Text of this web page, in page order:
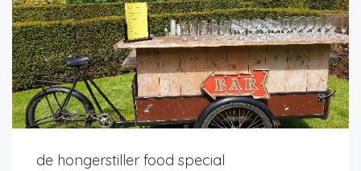
de hongerstiller food special